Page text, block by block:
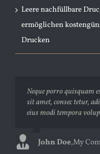
Leere nachfüllbare
ermöglichen
Drucken
Neque porro quisquam
sit amet, consec tetur,
eius modi tempora
John Doe,My
Aliquam erat volutpat.
laoreet eget pulvinar
Curabitur ac felis arcu
Luke Beck,Theme